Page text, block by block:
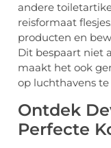
andere
reisformaat
producten en
Dit bespaart niet
maakt het ook
op luchthavens
Ontdek
Perfecte